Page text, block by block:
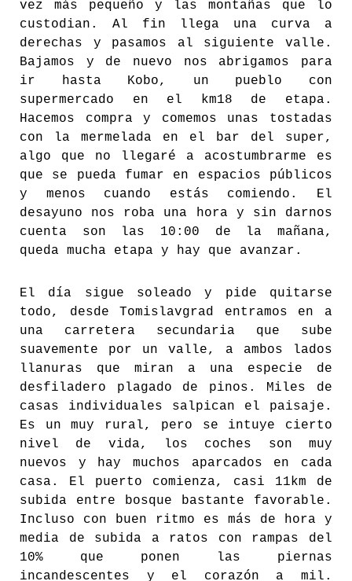
vez más pequeño y las montañas que lo
custodian. Al fin llega una curva a
derechas y pasamos al siguiente valle.
Bajamos y de nuevo nos abrigamos para
ir hasta Kobo, un pueblo con
supermercado en el km18 de etapa.
Hacemos compra y comemos unas tostadas
con la mermelada en el bar del super,
algo que no llegaré a acostumbrarme es
que se pueda fumar en espacios públicos
y menos cuando estás comiendo. El
desayuno nos roba una hora y sin darnos
cuenta son las 10:00 de la mañana,
queda mucha etapa y hay que avanzar.
El día sigue soleado y pide quitarse
todo, desde Tomislavgrad entramos en a
una carretera secundaria que sube
suavemente por un valle, a ambos lados
llanuras que miran a una especie de
desfiladero plagado de pinos. Miles de
casas individuales salpican el paisaje.
Es un muy rural, pero se intuye cierto
nivel de vida, los coches son muy
nuevos y hay muchos aparcados en cada
casa. El puerto comienza, casi 11km de
subida entre bosque bastante favorable.
Incluso con buen ritmo es más de hora y
media de subida a ratos con rampas del
10% que ponen las piernas
incandescentes y el corazón a mil.